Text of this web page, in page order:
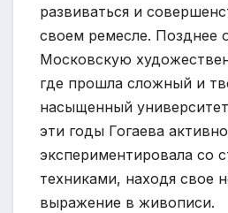
развиваться и
своем ремесле. Позднее
Московскую
где прошла сложный и
насыщенный
эти годы Гогаева активно
экспериментировала со
техниками, находя свое
выражение в живописи.